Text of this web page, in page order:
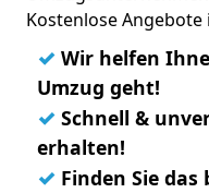
Kostenlose Angebote
✓ Wir helfen
Umzug geht!
✓ Schnell &
erhalten!
✓ Finden Sie